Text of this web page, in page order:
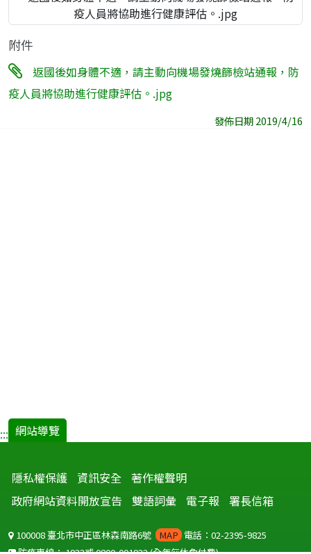
附件
返國後如身體不適，請主動向機場發燒篩檢站通報，防
疫人員將協助進行健康評估。.jpg
發佈日期 2019/4/16
::: 網站導覽
隱私權保護 資訊安全 著作權聲明
政府網站資料開放宣告
雙語詞彙 電子報 署長信箱
100008 臺北市中正區林森南路6號 MAP 電話：02-2395-9825